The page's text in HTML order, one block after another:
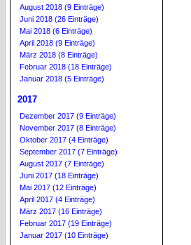
August 2018 (9 Einträge)
Juni 2018 (26 Einträge)
Mai 2018 (6 Einträge)
April 2018 (9 Einträge)
März 2018 (8 Einträge)
Februar 2018 (18 Einträge)
Januar 2018 (5 Einträge)
2017
Dezember 2017 (9 Einträge)
November 2017 (8 Einträge)
Oktober 2017 (4 Einträge)
September 2017 (7 Einträge)
August 2017 (7 Einträge)
Juni 2017 (18 Einträge)
Mai 2017 (12 Einträge)
April 2017 (4 Einträge)
März 2017 (16 Einträge)
Februar 2017 (19 Einträge)
Januar 2017 (10 Einträge)